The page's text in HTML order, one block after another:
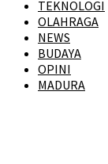
TEKNOLOGI
OLAHRAGA
NEWS
BUDAYA
OPINI
MADURA